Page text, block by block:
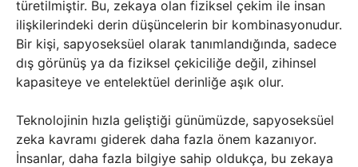
türetilmiştir. Bu, zekaya olan fiziksel çekim ile insan
ilişkilerindeki derin düşüncelerin bir kombinasyonudur.
Bir kişi, sapyoseksüel olarak tanımlandığında, sadece
dış görünüş ya da fiziksel çekiciliğe değil, zihinsel
kapasiteye ve entelektüel derinliğe aşık olur.
Teknolojinin hızla geliştiği günümüzde, sapyoseksüel
zeka kavramı giderek daha fazla önem kazanıyor.
İnsanlar, daha fazla bilgiye sahip oldukça, bu zekaya